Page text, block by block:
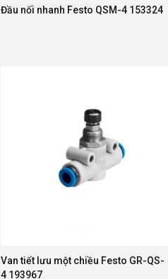
Đầu nối nhanh Festo QSM-4 153324
Van tiết lưu một chiều Festo GR-QS-
4 193967